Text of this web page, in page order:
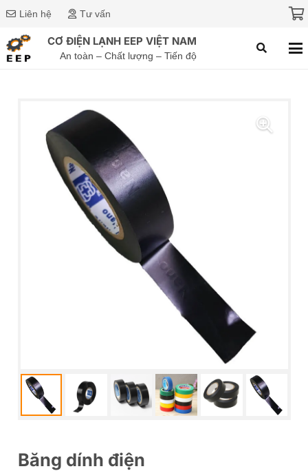
Liên hệ Tư vấn
CƠ ĐIỆN LẠNH EEP VIỆT NAM
An toàn – Chất lượng – Tiến độ
Băng dính điện